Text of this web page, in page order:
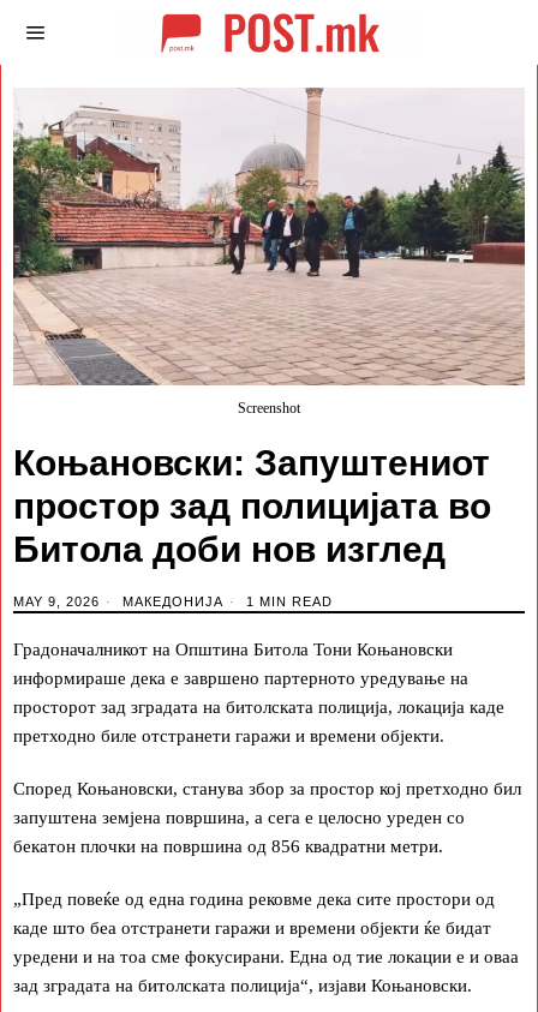
Screenshot
Коњановски: Запуштениот
простор зад полицијата во
Битола доби нов изглед
MAY 9, 2026 МАКЕДОНИЈА 1 MIN READ
Градоначалникот на Општина Битола Тони Коњановски
информираше дека е завршено партерното уредување на
просторот зад зградата на битолската полиција, локација каде
претходно биле отстранети гаражи и времени објекти.
Според Коњановски, станува збор за простор кој претходно бил
запуштена земјена површина, а сега е целосно уреден со
бекатон плочки на површина од 856 квадратни метри.
„Пред повеќе од една година рековме дека сите простори од
каде што беа отстранети гаражи и времени објекти ќе бидат
уредени и на тоа сме фокусирани. Една од тие локации е и оваа
зад зградата на битолската полиција“, изјави Коњановски.